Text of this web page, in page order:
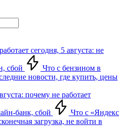
сегодня, 5 августа: не
сбой
Что с бензином в
новости, где купить, цены
почему не работает
банк, сбой
Что с «Яндекс
загрузка, не войти в